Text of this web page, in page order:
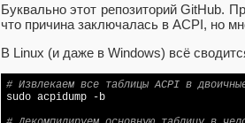
Буквально этот репозиторий GitHub.
что причина заключалась в ACPI, но
В Linux (и даже в Windows) всё
# Извлекаем все таблицы ACPI в
sudo acpidump -b